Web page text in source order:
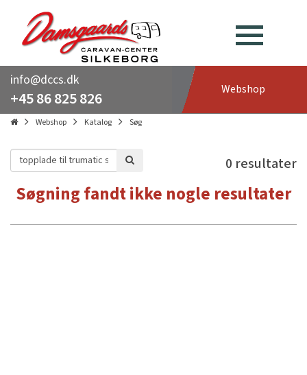
info@dccs.dk
+45 86 825 826 Webshop
Webshop Katalog Søg
0 resultater
Søgning fandt ikke nogle resultater